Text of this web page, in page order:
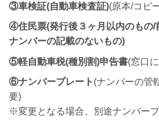
③車検証(自動車検査証)(原本/コピ
④住民票(発行後３ヶ月以内のもの/
ナンバーの記載のないもの)
⑤軽自動車税(種別割)申告書(窓口
⑥ナンバープレート (ナンバーの管
要)
※変更となる場合、別途ナンバー